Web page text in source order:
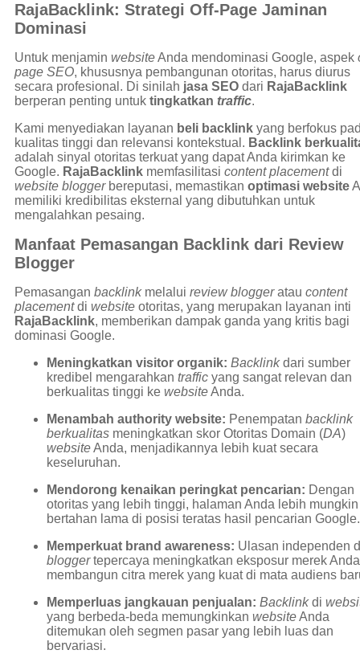
RajaBacklink: Strategi Off-Page Jaminan
Dominasi
Untuk menjamin websiteAnda mendominasi Google, aspek
page SEO, khususnya pembangunan otoritas, harus diurus
secara profesional. Di sinilah jasa SEOdari RajaBacklink
berperan penting untuk tingkatkan traffic.
Kami menyediakan layanan beli backlinkyang berfokus
kualitas tinggi dan relevansi kontekstual. Backlink
adalah sinyal otoritas terkuat yang dapat Anda kirimkan ke
Google. RajaBacklinkmemfasilitasi content placementdi
website bloggerbereputasi, memastikan optimasi website
memiliki kredibilitas eksternal yang dibutuhkan untuk
mengalahkan pesaing.
Manfaat Pemasangan Backlink dari Review
Blogger
Pemasangan backlinkmelalui review bloggeratau content
placementdi websiteotoritas, yang merupakan layanan inti
RajaBacklink, memberikan dampak ganda yang kritis bagi
dominasi Google.
Meningkatkan visitor organik: Backlinkdari sumber
kredibel mengarahkan trafficyang sangat relevan dan
berkualitas tinggi ke websiteAnda.
Menambah authority website: Penempatan backlink
berkualitasmeningkatkan skor Otoritas Domain (DA)
websiteAnda, menjadikannya lebih kuat secara
keseluruhan.
Mendorong kenaikan peringkat pencarian: Dengan
otoritas yang lebih tinggi, halaman Anda lebih mungkin
bertahan lama di posisi teratas hasil pencarian Google.
Memperkuat brand awareness: Ulasan independen
bloggertepercaya meningkatkan eksposur merek
membangun citra merek yang kuat di mata audiens
Memperluas jangkauan penjualan: Backlinkdi
yang berbeda-beda memungkinkan websiteAnda
ditemukan oleh segmen pasar yang lebih luas dan
bervariasi.